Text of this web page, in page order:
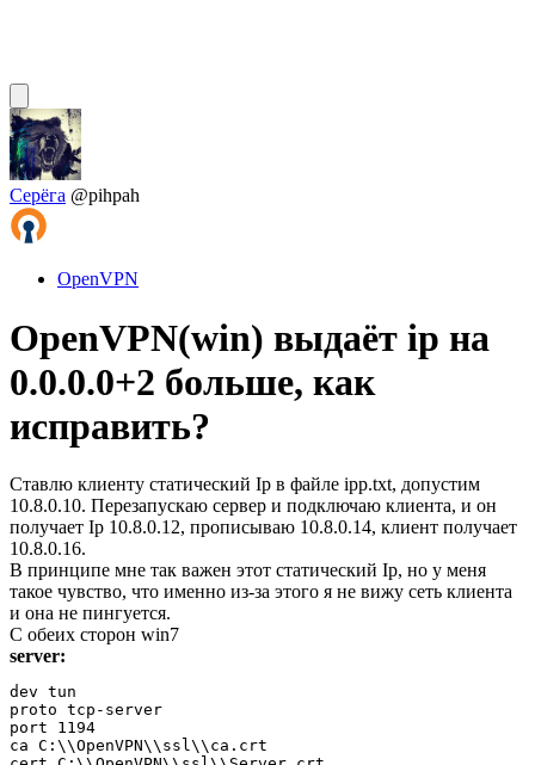
Серёга @pihpah
OpenVPN
OpenVPN(win) выдаёт ip на
0.0.0.0+2 больше, как
исправить?
Ставлю клиенту статический Ip в файле ipp.txt, допустим
10.8.0.10. Перезапускаю сервер и подключаю клиента, и он
получает Ip 10.8.0.12, прописываю 10.8.0.14, клиент получает
10.8.0.16.
В принципе мне так важен этот статический Ip, но у меня
такое чувство, что именно из-за этого я не вижу сеть клиента
и она не пингуется.
С обеих сторон win7
server:
dev tun
proto tcp-server
port 1194
ca C:\\OpenVPN\\ssl\\ca.crt